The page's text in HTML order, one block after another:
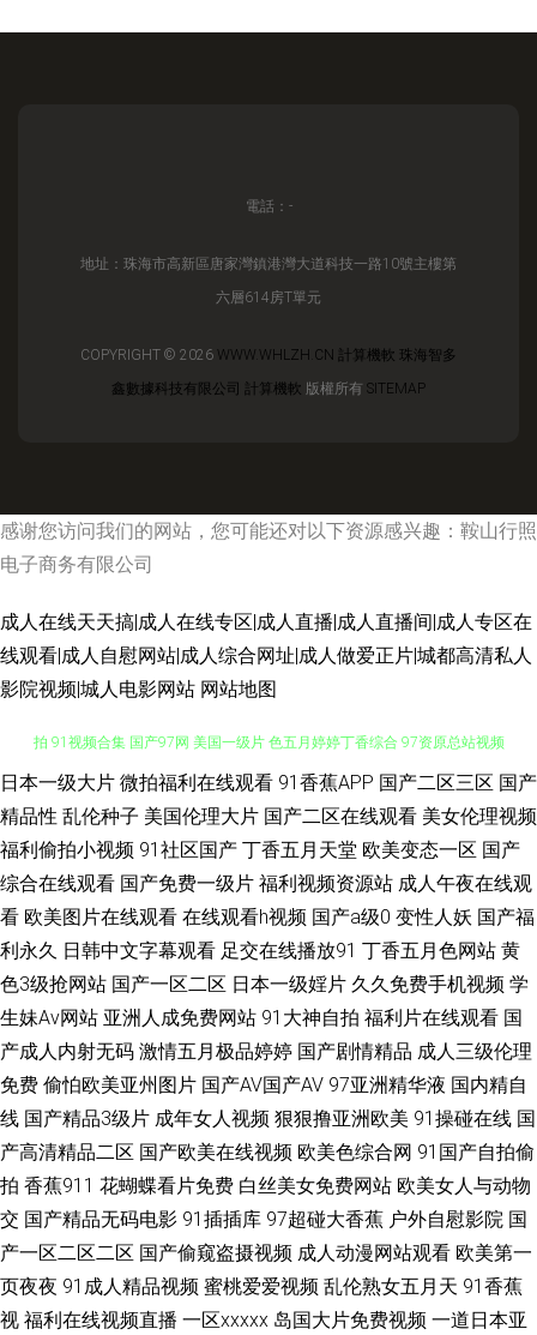
電話：-
地址：珠海市高新區唐家灣鎮港灣大道科技一路10號主樓第
六層614房T單元
COPYRIGHT © 2026 WWW.WHLZH.CN 計算機軟 珠海智多
鑫數據科技有限公司 計算機軟 版權所有 SITEMAP
感谢您访问我们的网站，您可能还对以下资源感兴趣：鞍山行照
电子商务有限公司
成人在线天天搞|成人在线专区|成人直播|成人直播间|成人专区在
线观看|成人自慰网站|成人综合网址|成人做爱正片|城都高清私人
影院视频|城人电影网站 网站地图
99热这里 黄色色情 91超碰人人看 国产又黄又色 屁屁影院网站导航 91cn偷
拍 91视频合集 国产97网 美国一级片 色五月婷婷丁香综合 97资原总站视频
看播放网址 欧美日韩久爽 91超碰人人爱 俺来也俺去夜 国产精品自拍在线 欧
美首页性爱 淫射77AV 91视频网址入口 国产精品91综合另类 青青操逼视频
91传媒小视频 黑丝 午夜免费网站 91精品国产精品 福利影院亲爱的狼友 丰满
少妇综合网 91国产经品 福利姬视频在线看 欧美男女免费在线 91老司机在线
国产综合 欧美性图ddd 伊人国产在线 91真人视频 国产精品国产中文专区 最
新日韩精品 浮力草草星空娱乐 磁力迅雷下载 欧美日韩国产精品 luya1最新视
日本一级大片 微拍福利在线观看 91香蕉APP 国产二区三区 国产
精品性 乱伦种子 美国伦理大片 国产二区在线观看 美女伦理视频
福利偷拍小视频 91社区国产 丁香五月天堂 欧美变态一区 国产
综合在线观看 国产免费一级片 福利视频资源站 成人午夜在线观
看 欧美图片在线观看 在线观看h视频 国产a级0 变性人妖 国产福
利永久 日韩中文字幕观看 足交在线播放91 丁香五月色网站 黄
色3级抢网站 国产一区二区 日本一级婬片 久久免费手机视频 学
生妹Av网站 亚洲人成免费网站 91大神自拍 福利片在线观看 国
产成人内射无码 激情五月极品婷婷 国产剧情精品 成人三级伦理
免费 偷怕欧美亚州图片 国产AV国产AV 97亚洲精华液 国内精自
线 国产精品3级片 成年女人视频 狠狠撸亚洲欧美 91操碰在线 国
产高清精品二区 国产欧美在线视频 欧美色综合网 91国产自拍偷
拍 香蕉911 花蝴蝶看片免费 白丝美女免费网站 欧美女人与动物
交 国产精品无码电影 91插插库 97超碰大香蕉 户外自慰影院 国
产一区二区二区 国产偷窥盗摄视频 成人动漫网站观看 欧美第一
页夜夜 91成人精品视频 蜜桃爱爱视频 乱伦熟女五月天 91香蕉
视 福利在线视频直播 一区xxxxx 岛国大片免费视频 一道日本亚